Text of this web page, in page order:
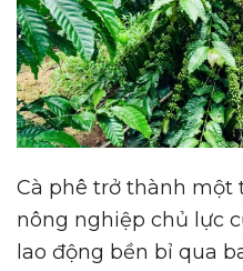
Cà phê trở thành một
nông nghiệp chủ lực
lao động bền bỉ qua